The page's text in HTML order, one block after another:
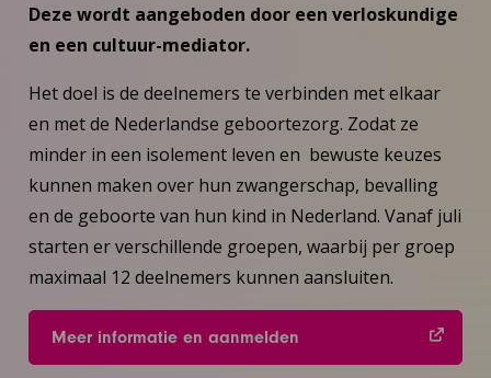
Deze wordt aangeboden door een verloskundige
en een cultuur-mediator.
Het doel is de deelnemers te verbinden met elkaar
en met de Nederlandse geboortezorg. Zodat ze
minder in een isolement leven en bewuste keuzes
kunnen maken over hun zwangerschap, bevalling
en de geboorte van hun kind in Nederland. Vanaf juli
starten er verschillende groepen, waarbij per groep
maximaal 12 deelnemers kunnen aansluiten.
Meer informatie en aanmelden